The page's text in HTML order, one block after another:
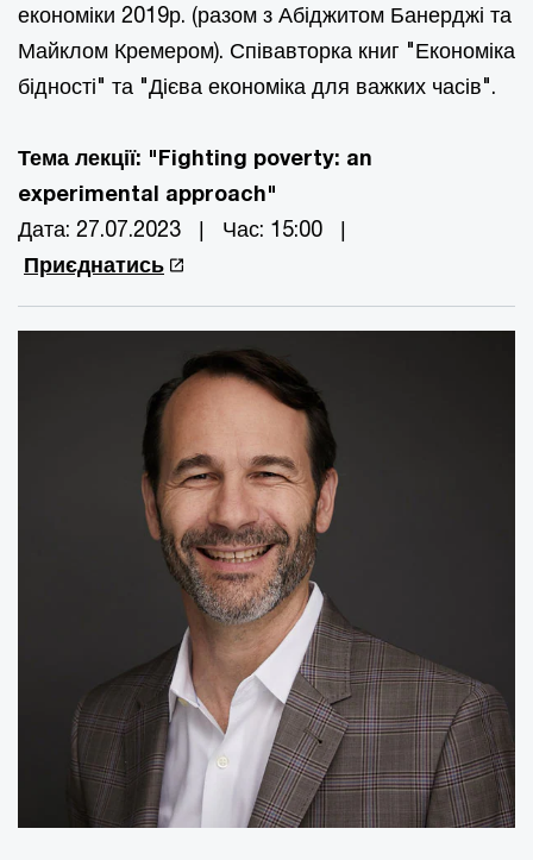
економіки 2019р. (разом з Абіджитом Банерджі та
Майклом Кремером). Співавторка книг "Економіка
бідності" та "Дієва економіка для важких часів".
Тема лекції: "Fighting poverty: an
experimental approach"
Дата: 27.07.2023 | Час: 15:00 |
Приєднатись